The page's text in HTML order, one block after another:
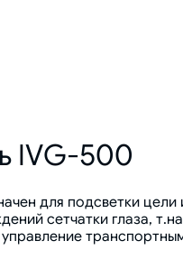
IVG-500
для подсветки
сетчатки глаза,